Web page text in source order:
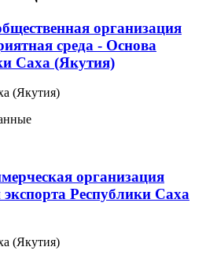
организация
среда - Основа
Саха (Якутия)
(Якутия)
организация
Республики Саха
(Якутия)